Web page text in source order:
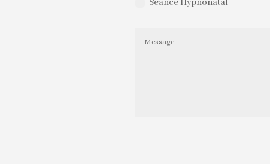
Séance Hypnonatal